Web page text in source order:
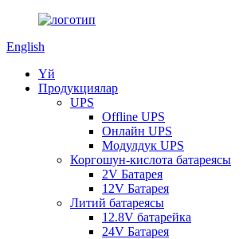
English
Үй
Продукциялар
UPS
Offline UPS
Онлайн UPS
Модулдук UPS
Коргошун-кислота батареясы
2V Батарея
12V Батарея
Литий батареясы
12.8V батарейка
24V Батарея